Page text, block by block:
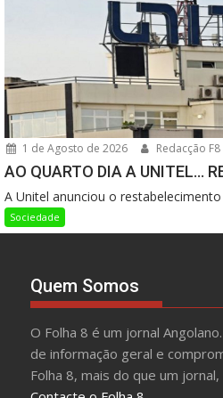
1 de Agosto de 2026 Redacção F8
AO QUARTO DIA A UNITEL…
A Unitel anunciou o
Sociedade
Quem Somos
O Folha 8 é um jornal
de informação geral e
Folha 8, mais do que um